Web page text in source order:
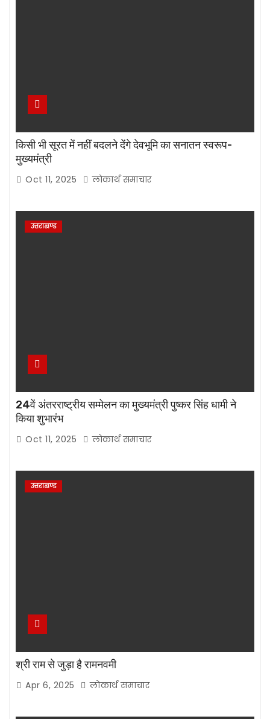
किसी भी सूरत में नहीं बदलने देंगे देवभूमि का सनातन स्वरूप-
मुख्यमंत्री
Oct 11, 2025 लोकार्थ समाचार
उत्तराखण्ड
24वें अंतरराष्ट्रीय सम्मेलन का मुख्यमंत्री पुष्कर सिंह धामी ने
किया शुभारंभ
Oct 11, 2025 लोकार्थ समाचार
उत्तराखण्ड
श्री राम से जुड़ा है रामनवमी
Apr 6, 2025 लोकार्थ समाचार